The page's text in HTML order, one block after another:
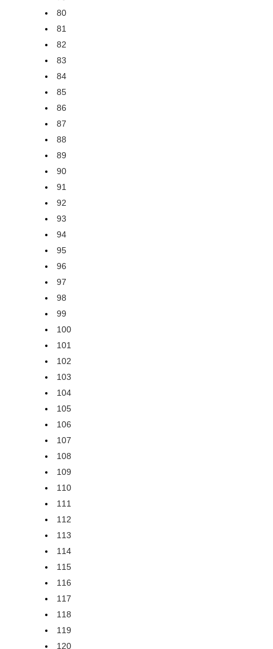
80
81
82
83
84
85
86
87
88
89
90
91
92
93
94
95
96
97
98
99
100
101
102
103
104
105
106
107
108
109
110
111
112
113
114
115
116
117
118
119
120